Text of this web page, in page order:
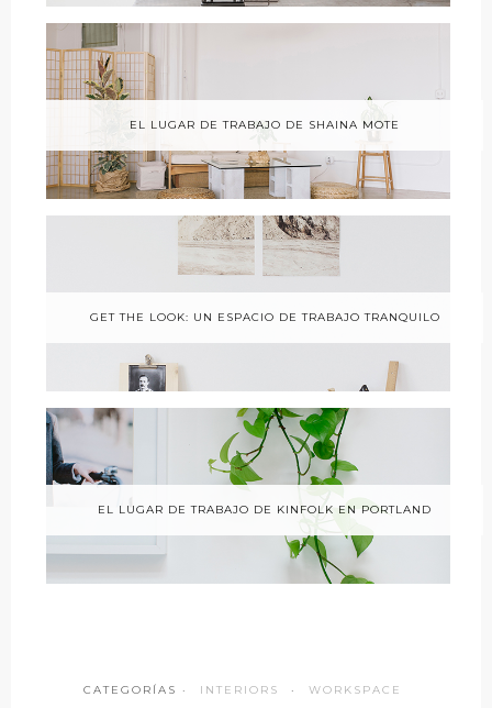
EL LUGAR DE TRABAJO DE SHAINA MOTE
GET THE LOOK: UN ESPACIO DE TRABAJO TRANQUILO
EL LUGAR DE TRABAJO DE KINFOLK EN PORTLAND
CATEGORÍAS · INTERIORS · WORKSPACE